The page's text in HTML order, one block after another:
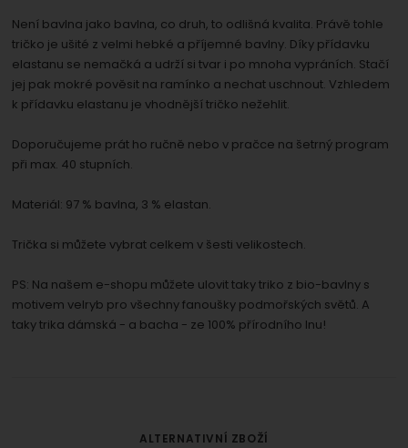
Není bavlna jako bavlna, co druh, to odlišná kvalita. Právě tohle
tričko je ušité z velmi hebké a příjemné bavlny. Díky přídavku
elastanu se nemačká a udrží si tvar i po mnoha vypráních. Stačí
jej pak mokré pověsit na ramínko a nechat uschnout. Vzhledem
k přídavku elastanu je vhodnější tričko nežehlit.
Doporučujeme prát ho ručně nebo v pračce na šetrný program
při max. 40 stupních.
Materiál: 97 % bavlna, 3 % elastan.
Trička si můžete vybrat celkem v šesti velikostech.
PS: Na našem e-shopu můžete ulovit taky triko z bio-bavlny s
motivem velryb pro všechny fanoušky podmořských světů. A
taky trika dámská - a bacha - ze 100% přírodního lnu!
ALTERNATIVNÍ ZBOŽÍ